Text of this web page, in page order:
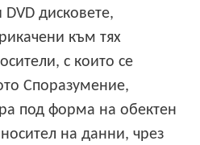
DVD дисковете,
към тях
с които се
Споразумение,
под форма на обектен
на данни, чрез